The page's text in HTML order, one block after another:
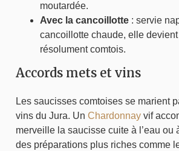
moutardée.
Avec la cancoillotte : servie
cancoillotte chaude, elle
résolument comtois.
Accords mets et vins
Les saucisses comtoises se marient
vins du Jura. Un Chardonnay vif
merveille la saucisse cuite à l’eau ou
des préparations plus riches comme